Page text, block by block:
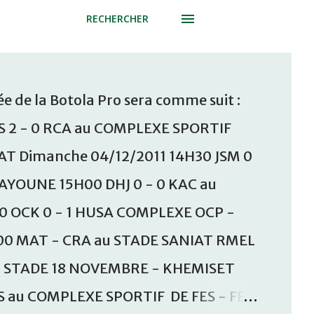
RECHERCHER
de la Botola Pro sera comme suit :
- 0 RCA au COMPLEXE SPORTIF
Dimanche 04/12/2011 14H30 JSM 0
15H00 DHJ 0 - 0 KAC au
OCK 0 - 1 HUSA COMPLEXE OCP -
MAT - CRA au STADE SANIAT RMEL
18 NOVEMBRE - KHEMISET
COMPLEXE SPORTIF DE FES - FES